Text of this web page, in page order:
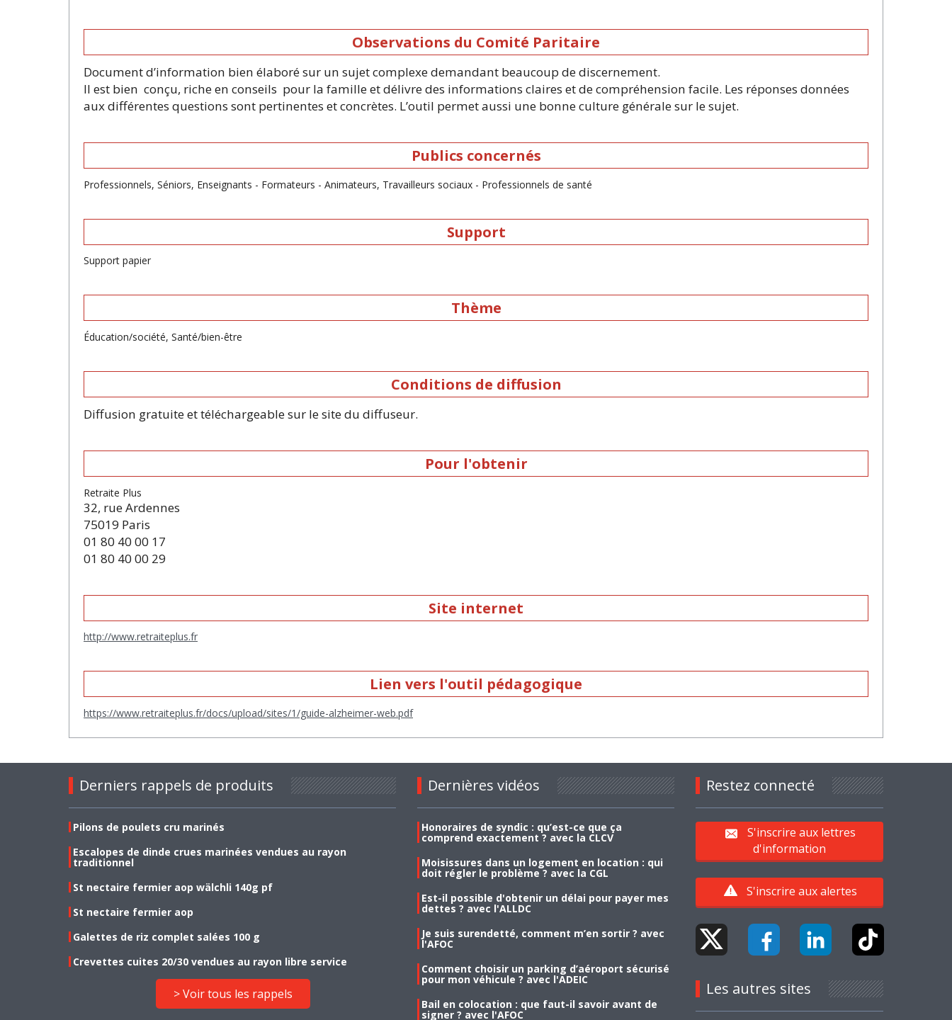
Observations du Comité Paritaire
Document d’information bien élaboré sur un sujet complexe demandant beaucoup de discernement.
Il est bien conçu, riche en conseils pour la famille et délivre des informations claires et de compréhension facile. Les réponses données
aux différentes questions sont pertinentes et concrètes. L’outil permet aussi une bonne culture générale sur le sujet.
Publics concernés
Professionnels, Séniors, Enseignants - Formateurs - Animateurs, Travailleurs sociaux - Professionnels de santé
Support
Support papier
Thème
Éducation/société, Santé/bien-être
Conditions de diffusion
Diffusion gratuite et téléchargeable sur le site du diffuseur.
Pour l'obtenir
Retraite Plus
32, rue Ardennes
75019 Paris
01 80 40 00 17
01 80 40 00 29
Site internet
http://www.retraiteplus.fr
Lien vers l'outil pédagogique
https://www.retraiteplus.fr/docs/upload/sites/1/guide-alzheimer-web.pdf
Derniers rappels de produits
Pilons de poulets cru marinés
Escalopes de dinde crues marinées vendues au rayon
traditionnel
St nectaire fermier aop wälchli 140g pf
St nectaire fermier aop
Galettes de riz complet salées 100 g
Crevettes cuites 20/30 vendues au rayon libre service
> Voir tous les rappels
Dernières vidéos
Honoraires de syndic : qu’est-ce que ça
comprend exactement ? avec la CLCV
Moisissures dans un logement en location : qui
doit régler le problème ? avec la CGL
Est-il possible d'obtenir un délai pour payer mes
dettes ? avec l'ALLDC
Je suis surendetté, comment m’en sortir ? avec
l'AFOC
Comment choisir un parking d’aéroport sécurisé
pour mon véhicule ? avec l'ADEIC
Bail en colocation : que faut-il savoir avant de
signer ? avec l'AFOC
Restez connecté
S'inscrire aux lettres
d'information
S'inscrire aux alertes
Les autres sites